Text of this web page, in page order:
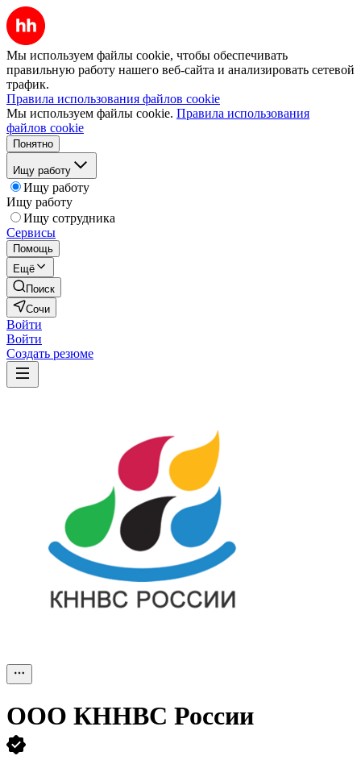
Мы используем файлы cookie, чтобы обеспечивать
правильную работу нашего веб-сайта и анализировать сетевой
трафик.
Правила использования файлов cookie
Мы используем файлы cookie. Правила использования
файлов cookie
Понятно
Ищу работу
Ищу работу
Ищу работу
Ищу сотрудника
Сервисы
Помощь
Ещё
Поиск
Сочи
Войти
Войти
Создать резюме
ООО КННВС России